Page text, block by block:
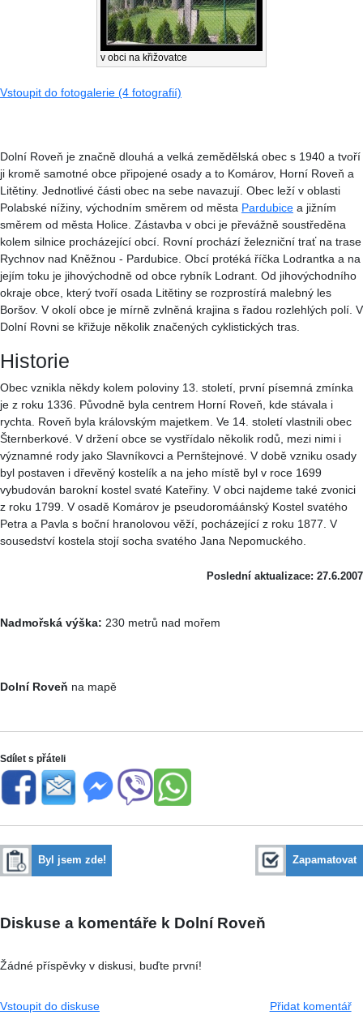
v obci na křižovatce
Vstoupit do fotogalerie (4 fotografií)
Dolní Roveň je značně dlouhá a velká zemědělská obec s 1940 a tvoří
ji kromě samotné obce připojené osady a to Komárov, Horní Roveň a
Litětiny. Jednotlivé části obec na sebe navazují. Obec leží v oblasti
Polabské nížiny, východním směrem od města Pardubice a jižním
směrem od města Holice. Zástavba v obci je převážně soustředěna
kolem silnice procházející obcí. Rovní prochází železniční trať na trase
Rychnov nad Kněžnou - Pardubice. Obcí protéká říčka Lodrantka a na
jejím toku je jihovýchodně od obce rybník Lodrant. Od jihovýchodního
okraje obce, který tvoří osada Litětiny se rozprostírá malebný les
Boršov. V okolí obce je mírně zvlněná krajina s řadou rozlehlých polí. V
Dolní Rovni se křižuje několik značených cyklistických tras.
Historie
Obec vznikla někdy kolem poloviny 13. století, první písemná zmínka
je z roku 1336. Původně byla centrem Horní Roveň, kde stávala i
rychta. Roveň byla královským majetkem. Ve 14. století vlastnili obec
Šternberkové. V držení obce se vystřídalo několik rodů, mezi nimi i
významné rody jako Slavníkovci a Pernštejnové. V době vzniku osady
byl postaven i dřevěný kostelík a na jeho místě byl v roce 1699
vybudován barokní kostel svaté Kateřiny. V obci najdeme také zvonici
z roku 1799. V osadě Komárov je pseudoromáánský Kostel svatého
Petra a Pavla s boční hranolovou věží, pocházející z roku 1877. V
sousedství kostela stojí socha svatého Jana Nepomuckého.
Poslední aktualizace: 27.6.2007
Nadmořská výška: 230 metrů nad mořem
Dolní Roveň na mapě
Sdílet s přáteli
Byl jsem zde! Zapamatovat
Diskuse a komentáře k Dolní Roveň
Žádné příspěvky v diskusi, buďte první!
Vstoupit do diskuse Přidat komentář